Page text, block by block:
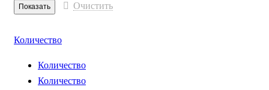
Очистить
Количество
Количество
Количество